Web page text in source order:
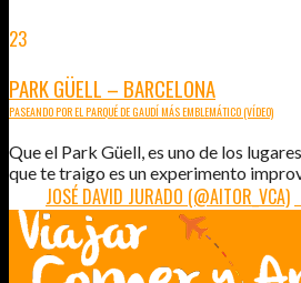
23
PARK GÜELL – BARCELONA
PASEANDO POR EL PARQUÉ DE GAUDÍ MÁS EMBLEMÁTICO (VÍDEO)
Que el Park Güell, es uno de los
que te traigo es un experimento
JOSÉ DAVID JURADO (@AITOR_VCA)